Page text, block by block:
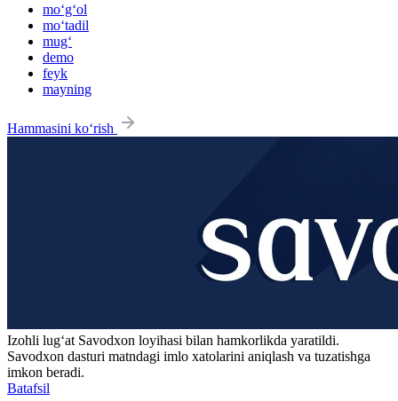
mo‘g‘ol
mo‘tadil
mug‘
demo
feyk
mayning
Hammasini ko‘rish
Izohli lugʻat Savodxon loyihasi bilan hamkorlikda yaratildi.
Savodxon dasturi matndagi imlo xatolarini aniqlash va tuzatishga
imkon beradi.
Batafsil